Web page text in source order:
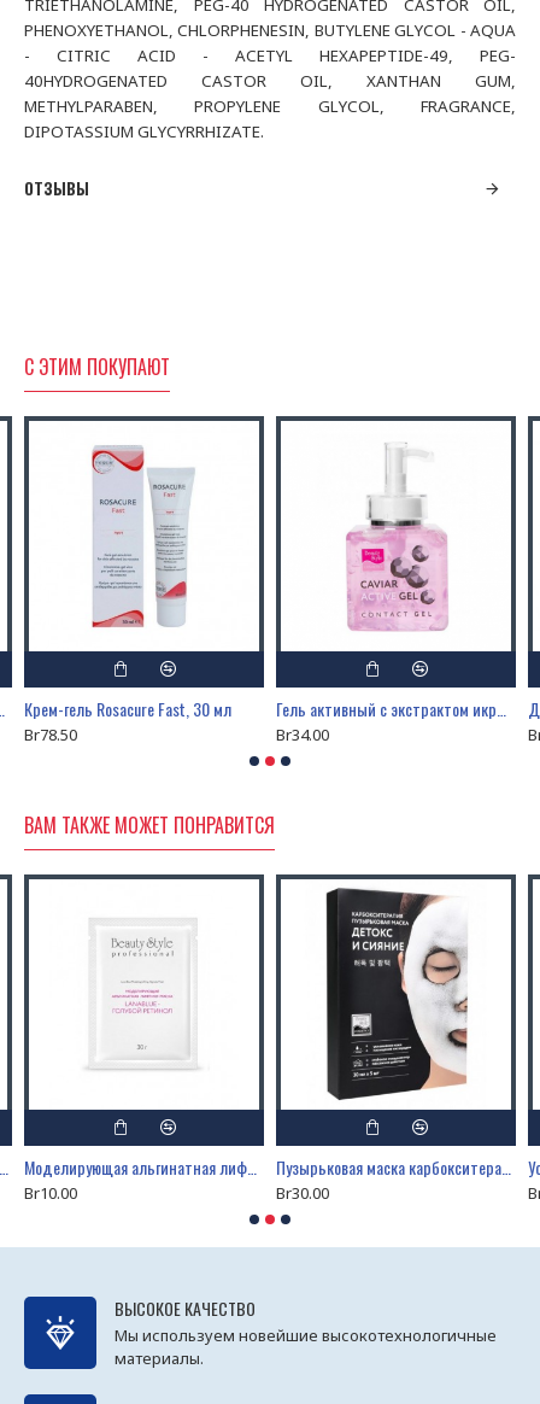
TRIETHANOLAMINE, PEG-40 HYDROGENATED CASTOR OIL,
PHENOXYETHANOL, CHLORPHENESIN, BUTYLENE GLYCOL - AQUA
- CITRIC ACID - ACETYL HEXAPEPTIDE-49, PEG-
40HYDROGENATED CASTOR OIL, XANTHAN GUM,
METHYLPARABEN, PROPYLENE GLYCOL, FRAGRANCE,
DIPOTASSIUM GLYCYRRHIZATE.
ОТЗЫВЫ
С ЭТИМ ПОКУПАЮТ
Крем-гель Rosacure Fast, 30 мл
Br78.50 Br34.00
ВАМ ТАКЖЕ МОЖЕТ ПОНРАВИТСЯ
Br10.00 Br30.00
ВЫСОКОЕ КАЧЕСТВО
Мы используем новейшие высокотехнологичные
материалы.